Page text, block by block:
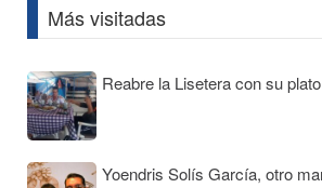
Más visitadas
Reabre la Lisetera con su
Yoendris Solís García, otro